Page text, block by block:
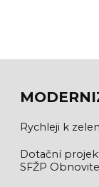
Rychleji k
Dotační
SFŽP